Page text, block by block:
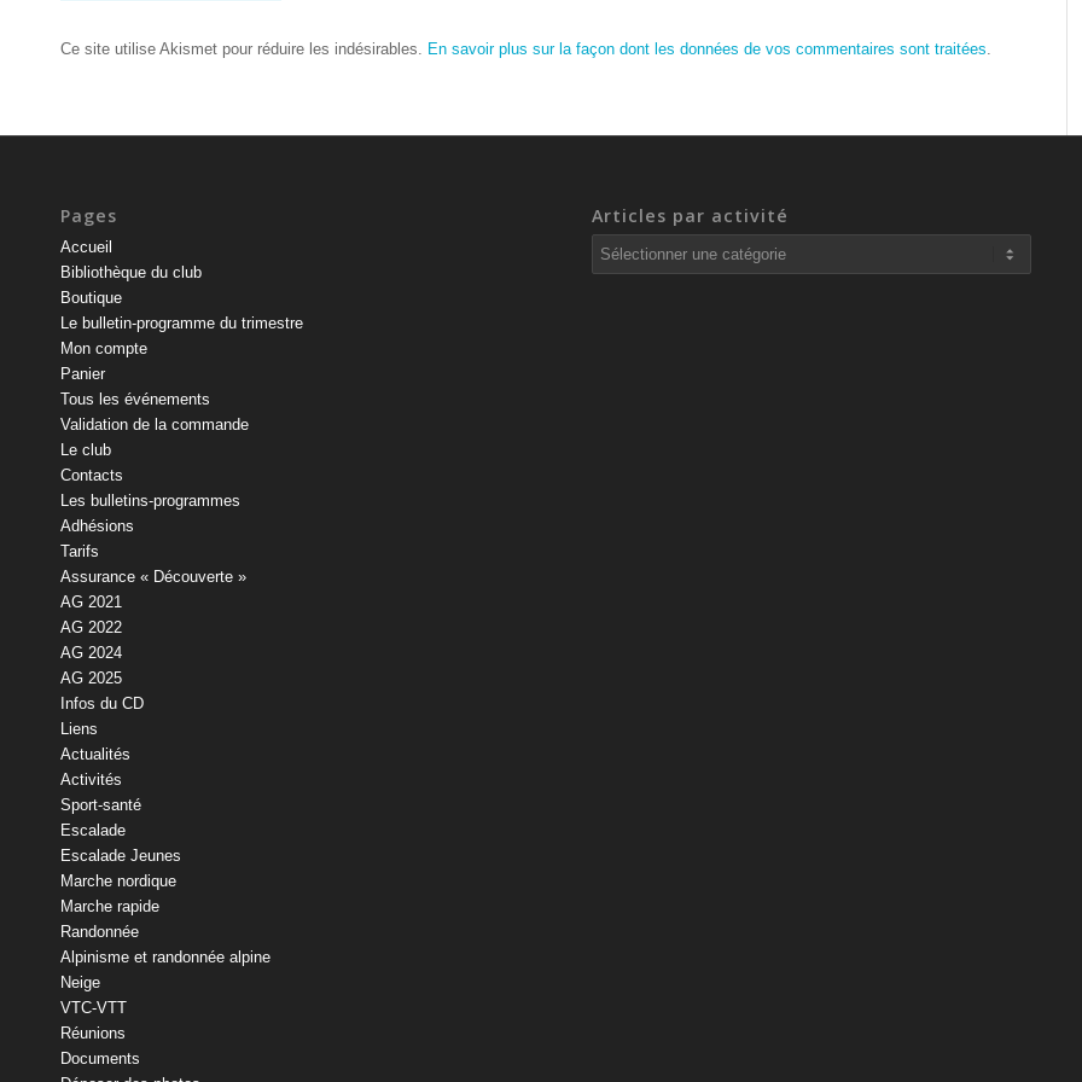
Ce site utilise Akismet pour réduire les indésirables. En savoir plus sur la façon dont les données de vos commentaires sont traitées.
Pages
Accueil
Bibliothèque du club
Boutique
Le bulletin-programme du trimestre
Mon compte
Panier
Tous les événements
Validation de la commande
Le club
Contacts
Les bulletins-programmes
Adhésions
Tarifs
Assurance « Découverte »
AG 2021
AG 2022
AG 2024
AG 2025
Infos du CD
Liens
Actualités
Activités
Sport-santé
Escalade
Escalade Jeunes
Marche nordique
Marche rapide
Randonnée
Alpinisme et randonnée alpine
Neige
VTC-VTT
Réunions
Documents
Articles par activité
Articles
par